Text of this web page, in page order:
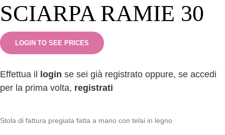
SCIARPA RAMIE 30
LOGIN TO SEE PRICES
Effettua il login se sei già registrato oppure, se accedi
per la prima volta, registrati
Stola di fattura pregiata fatta a mano con telai in legno